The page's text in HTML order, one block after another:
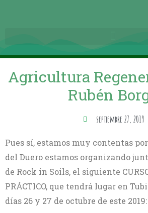
Agricultura
Rubén
septiembre 27, 2019
Pues sí, estamos muy contentas
del Duero estamos organizando
de Rock in Soils, el siguiente
PRÁCTICO, que tendrá lugar en
días 26 y 27 de octubre de este 2019: